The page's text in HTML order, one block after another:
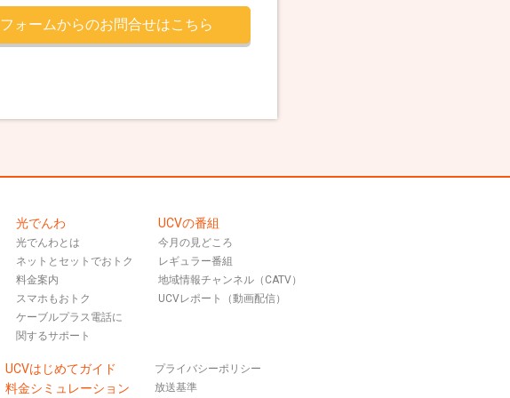
フォームからのお問合せはこちら
光でんわ
光でんわとは
ネットとセットでおトク
料金案内
スマホもおトク
ケーブルプラス電話に
関するサポート
UCVの番組
今月の見どころ
レギュラー番組
地域情報チャンネル（CATV）
UCVレポート（動画配信）
UCVはじめてガイド
料金シミュレーション
プライバシーポリシー
放送基準